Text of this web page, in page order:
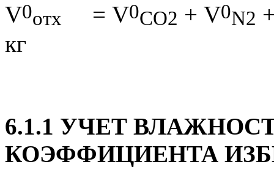
V0отх = V0СО2 + V0N2
6.1.1 УЧЕТ
КОЭФФИЦИЕНТА